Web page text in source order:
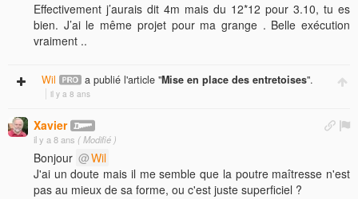
Effectivement j’aurais dit 4m mais du 12*12 pour 3.10, tu es
bien. J’ai le même projet pour ma grange . Belle exécution
vraiment ..
Wil a publié l'article "Mise en place des entretoises".
il y a 8 ans
Xavier
il y a 8 ans ( Modifié )
Bonjour
Wil
J'ai un doute mais il me semble que la poutre maîtresse n'est
pas au mieux de sa forme, ou c'est juste superficiel ?